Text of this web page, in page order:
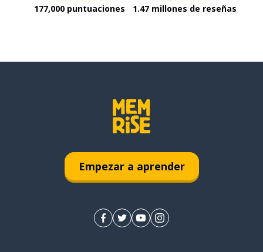
177,000 puntuaciones 1.47 millones de reseñas
Empezar a aprender